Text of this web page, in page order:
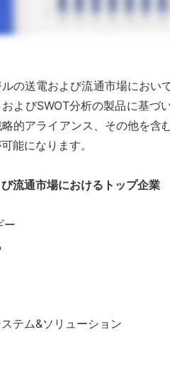
の送電および流通市場にお
よびSWOT分析の製品に基
的アライアンス、その他を
能になります。
流通市場におけるトップ企業
ー
テム&ソリューション